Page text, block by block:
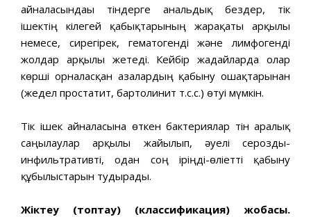
айналасындағы тіндерге анальдық бездер, тік
ішектің кілегей қабықтарының жарақаты арқылы
немесе, сирегірек, гематогенді және лимфогенді
жолдар арқылы жетеді. Кейбір жағдайларда олар
көрші орналасқан ағзалардың қабыну ошақтарынан
(жедел простатит, бартолинит т.с.с.) өтуі мүмкін.
Тік ішек айналасына өткен бактериялар тін аралық
саңылаулар арқылы жайылып, әуелі серозды-
инфильтративті, одан соң іріңді-өліетті қабыну
құбылыстарын тудырады.
Жіктеу (топтау) (классификация) жобасы.